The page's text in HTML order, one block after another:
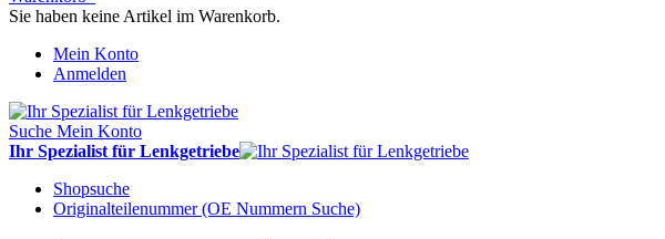
Sie haben keine Artikel im Warenkorb.
Mein Konto
Anmelden
Suche Mein Konto
Ihr Spezialist für Lenkgetriebe
Shopsuche
Originalteilenummer (OE Nummern Suche)